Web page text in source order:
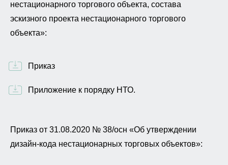
нестационарного торгового объекта, состава
эскизного проекта нестационарного торгового
объекта»:
Приказ
Приложение к порядку НТО.
Приказ от 31.08.2020 № 38/осн «Об утверждении
дизайн-кода нестационарных торговых объектов»: